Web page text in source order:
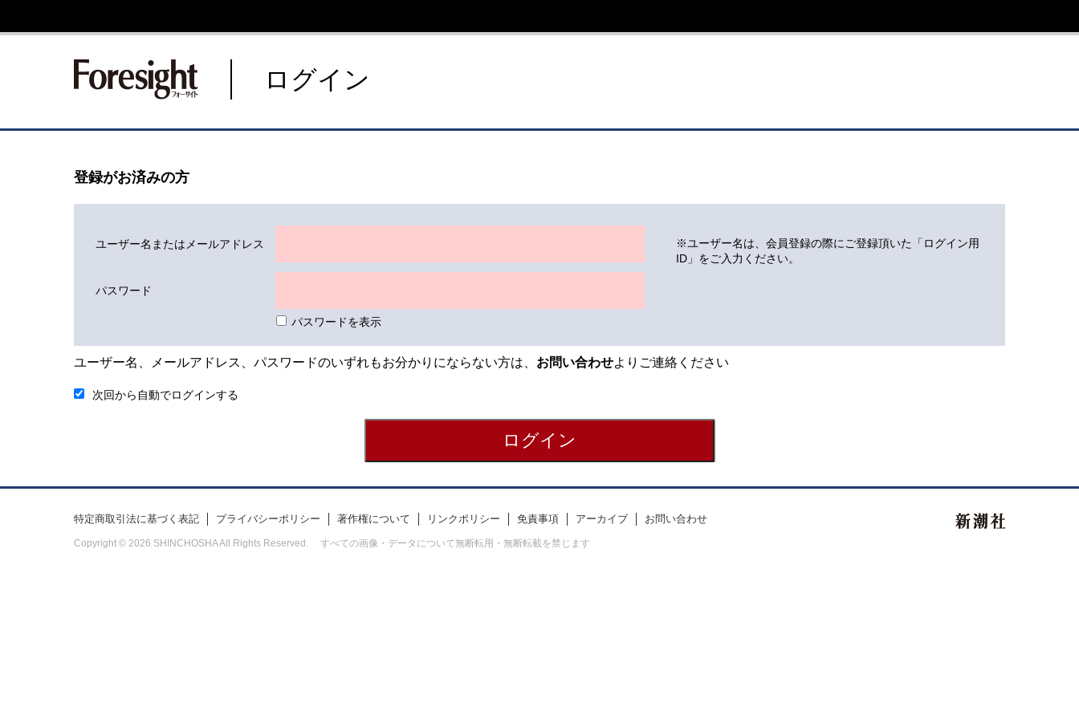
新潮社 Foresight フォーサイト
ログイン
登録がお済みの方
ユーザー名またはメールアドレス
パスワード
パスワードを表示
※ユーザー名は、会員登録の際にご登録頂いた「ログイン用
ID」をご入力ください。
ユーザー名、メールアドレス、パスワードのいずれもお分かりにならない方は、 お問い合わせよりご連絡ください
次回から自動でログインする
特定商取引法に基づく表記 プライバシーポリシー 著作権について リンクポリシー 免責事項 アーカイブ お問い合わせ
Copyright © 2026 SHINCHOSHA All Rights Reserved. すべての画像・データについて無断転用・無断転載を禁じます